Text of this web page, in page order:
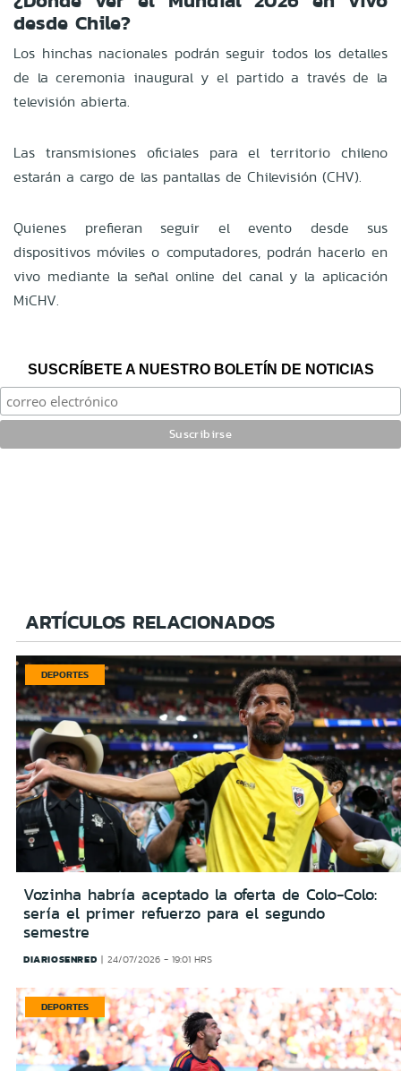
desde Chile?
Los hinchas nacionales podrán seguir todos los detalles
de la ceremonia inaugural y el partido a través de la
televisión abierta.
Las transmisiones oficiales para el territorio chileno
estarán a cargo de las pantallas de Chilevisión (CHV).
Quienes prefieran seguir el evento desde sus
dispositivos móviles o computadores, podrán hacerlo en
vivo mediante la señal online del canal y la aplicación
MiCHV.
SUSCRÍBETE A NUESTRO BOLETÍN DE NOTICIAS
ARTÍCULOS RELACIONADOS
DEPORTES
Vozinha habría aceptado la oferta de Colo-Colo:
sería el primer refuerzo para el segundo
semestre
DIARIOSENRED 24/07/2026 - 19:01 HRS
DEPORTES